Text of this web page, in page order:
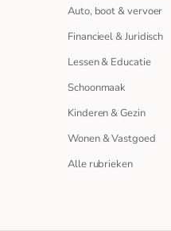
Auto, boot & vervoer
Financieel & Juridisch
Lessen & Educatie
Schoonmaak
Kinderen & Gezin
Wonen & Vastgoed
Alle rubrieken